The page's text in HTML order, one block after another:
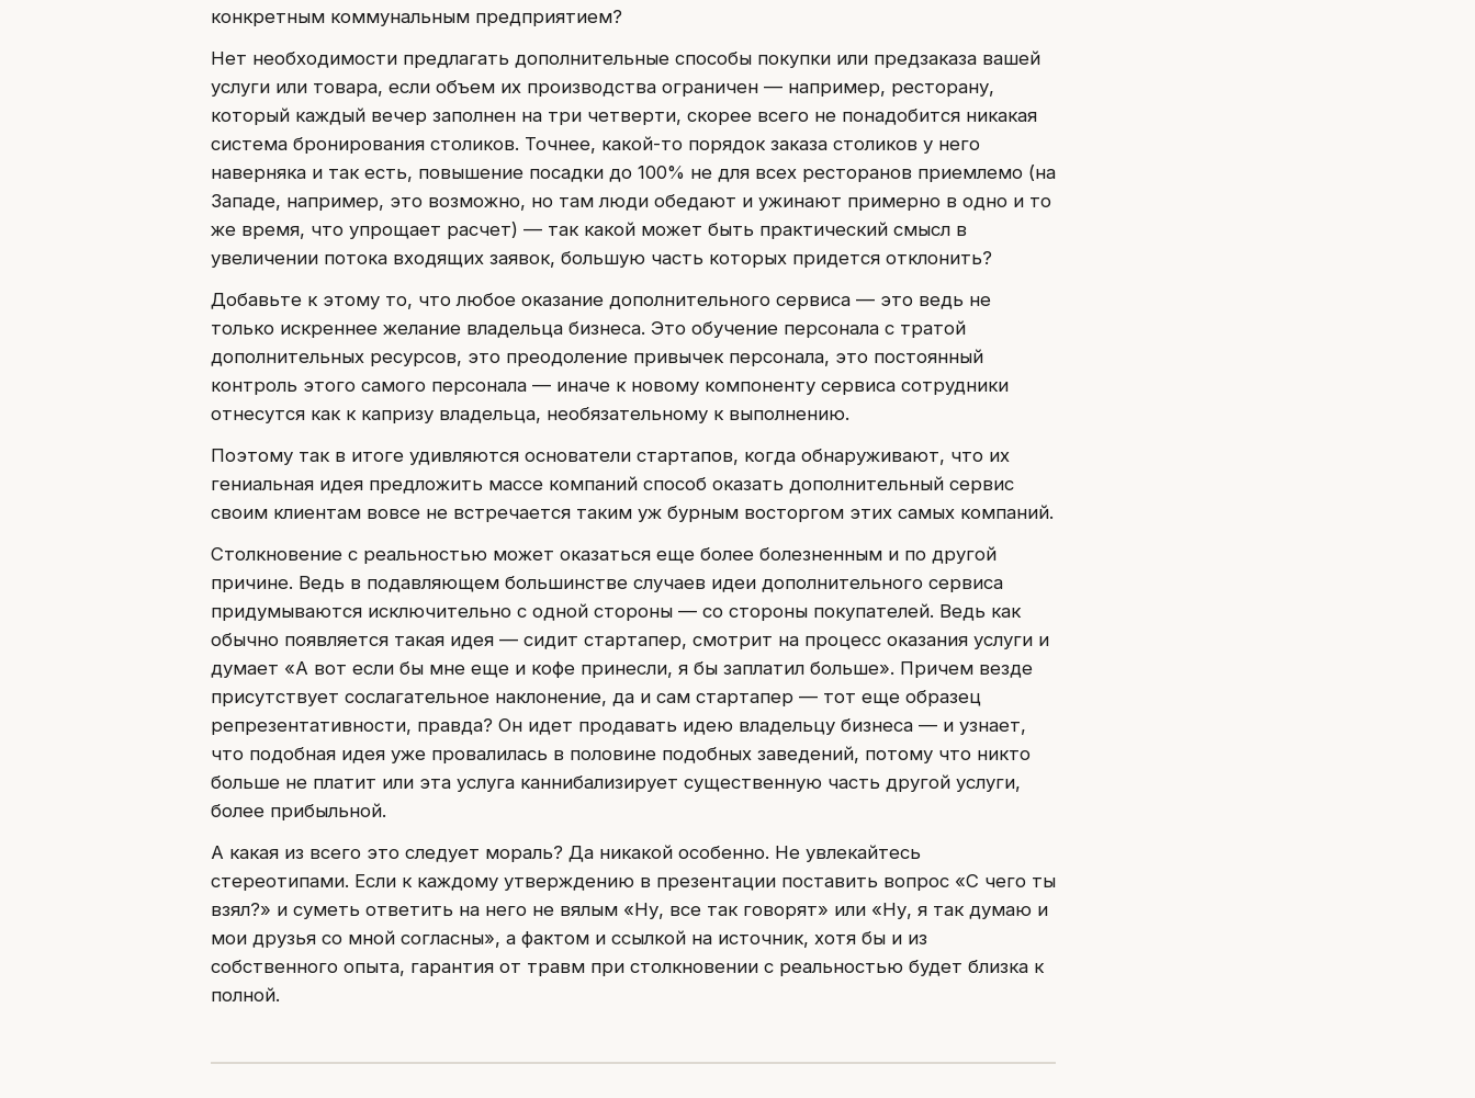
конкретным коммунальным предприятием?
Нет необходимости предлагать дополнительные способы покупки или предзаказа вашей
услуги или товара, если объем их производства ограничен — например, ресторану,
который каждый вечер заполнен на три четверти, скорее всего не понадобится никакая
система бронирования столиков. Точнее, какой-то порядок заказа столиков у него
наверняка и так есть, повышение посадки до 100% не для всех ресторанов приемлемо (на
Западе, например, это возможно, но там люди обедают и ужинают примерно в одно и то
же время, что упрощает расчет) — так какой может быть практический смысл в
увеличении потока входящих заявок, большую часть которых придется отклонить?
Добавьте к этому то, что любое оказание дополнительного сервиса — это ведь не
только искреннее желание владельца бизнеса. Это обучение персонала с тратой
дополнительных ресурсов, это преодоление привычек персонала, это постоянный
контроль этого самого персонала — иначе к новому компоненту сервиса сотрудники
отнесутся как к капризу владельца, необязательному к выполнению.
Поэтому так в итоге удивляются основатели стартапов, когда обнаруживают, что их
гениальная идея предложить массе компаний способ оказать дополнительный сервис
своим клиентам вовсе не встречается таким уж бурным восторгом этих самых компаний.
Столкновение с реальностью может оказаться еще более болезненным и по другой
причине. Ведь в подавляющем большинстве случаев идеи дополнительного сервиса
придумываются исключительно с одной стороны — со стороны покупателей. Ведь как
обычно появляется такая идея — сидит стартапер, смотрит на процесс оказания услуги и
думает «А вот если бы мне еще и кофе принесли, я бы заплатил больше». Причем везде
присутствует сослагательное наклонение, да и сам стартапер — тот еще образец
репрезентативности, правда? Он идет продавать идею владельцу бизнеса — и узнает,
что подобная идея уже провалилась в половине подобных заведений, потому что никто
больше не платит или эта услуга каннибализирует существенную часть другой услуги,
более прибыльной.
А какая из всего это следует мораль? Да никакой особенно. Не увлекайтесь
стереотипами. Если к каждому утверждению в презентации поставить вопрос «С чего ты
взял?» и суметь ответить на него не вялым «Ну, все так говорят» или «Ну, я так думаю и
мои друзья со мной согласны», а фактом и ссылкой на источник, хотя бы и из
собственного опыта, гарантия от травм при столкновении с реальностью будет близка к
полной.